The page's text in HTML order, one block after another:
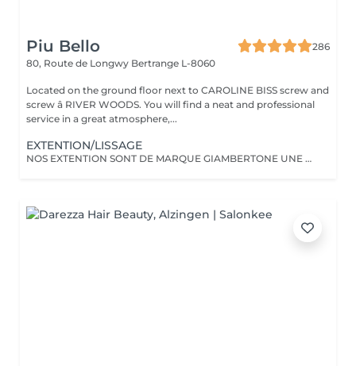
Piu Bello
286
80, Route de Longwy Bertrange L-8060
Located on the ground floor next to CAROLINE BISS screw and
screw â RIVER WOODS. You will find a neat and professional
service in a great atmosphere,...
EXTENTION/LISSAGE
NOS EXTENTION SONT DE MARQUE GIAMBERTONE UNE DES MEILLEUR SUR LE MARCHE.100% CHEVEUX NATUREL.Nous proposont aussi des extentions de marque Hairdreams qui ce colle.